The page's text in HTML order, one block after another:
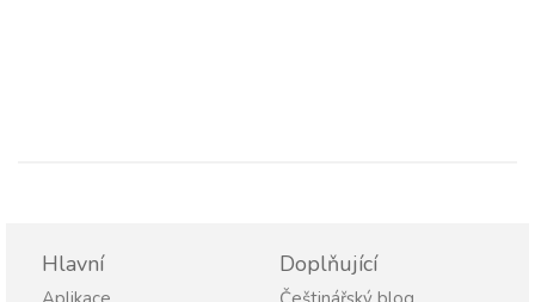
Hlavní Doplňující